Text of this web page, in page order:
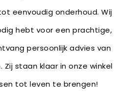
eenvoudig onderhoud. Wij
hebt voor een prachtige,
persoonlijk advies van
staan klaar in onze winkel
tot leven te brengen!